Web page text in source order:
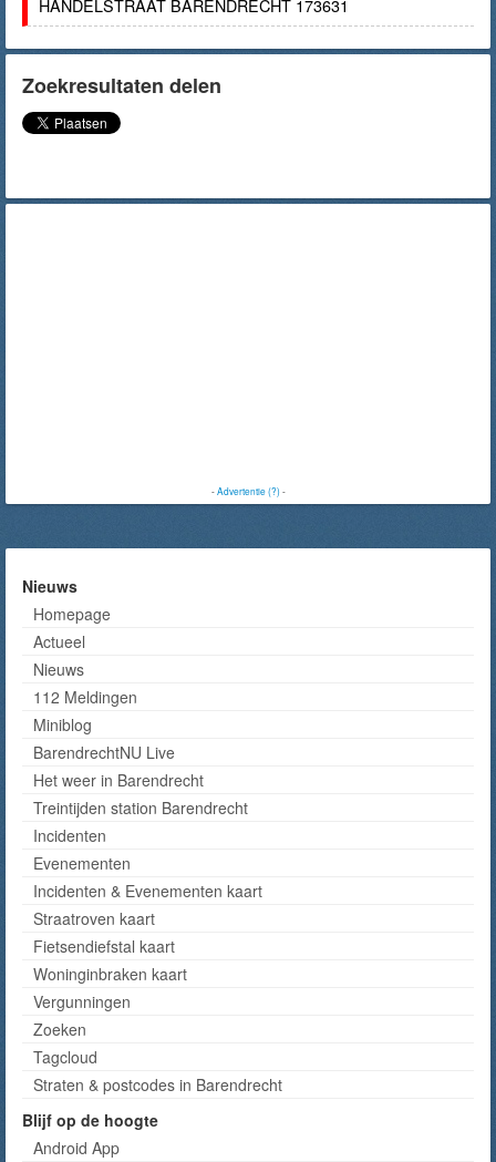
HANDELSTRAAT BARENDRECHT 173631
Zoekresultaten delen
-Advertentie (?)-
Nieuws
Homepage
Actueel
Nieuws
112 Meldingen
Miniblog
BarendrechtNU Live
Het weer in Barendrecht
Treintijden station Barendrecht
Incidenten
Evenementen
Incidenten & Evenementen kaart
Straatroven kaart
Fietsendiefstal kaart
Woninginbraken kaart
Vergunningen
Zoeken
Tagcloud
Straten & postcodes in Barendrecht
Blijf op de hoogte
Android App